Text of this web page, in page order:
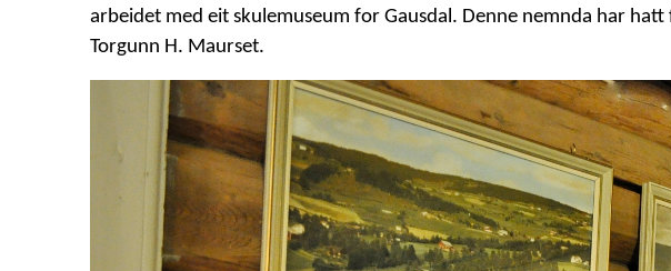
arbeidet med eit skulemuseum for Gausdal. Denne nemnda har
Torgunn H. Maurset.